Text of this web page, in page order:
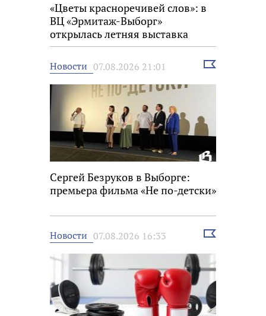
«Цветы красноречивей слов»: в
ВЦ «Эрмитаж-Выборг»
открылась летняя выставка
Новости 07.08.2026 21:01
Выбрать
Сергей Безруков в Выборге:
премьера фильма «Не по-детски»
Новости 07.08.2026 16:33
Выбрать